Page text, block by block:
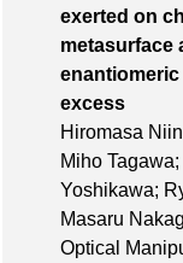
exerted on
metasurface
enantiomeric
Hiromasa
Miho
Yoshikawa;
Masaru
Optical